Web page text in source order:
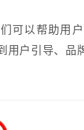
可以帮助用
用户引导、品